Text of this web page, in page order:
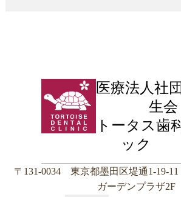
医療法人社
生会
トータス歯
ック
〒131-0034 東京都墨田区堤通1-19-11
ガーデンプラザ2F